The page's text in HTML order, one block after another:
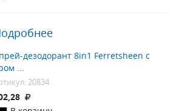
дезодорант 8in1 Ferretsheen с
...
20834